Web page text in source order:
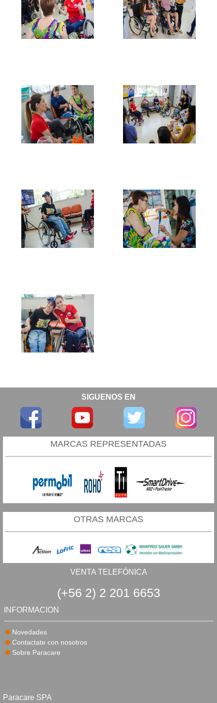
SIGUENOS EN
MARCAS REPRESENTADAS
OTRAS MARCAS
VENTA TELEFÓNICA
(+56 2) 2 201 6653
INFORMACION
Novedades
Contactate con nosotros
Sobre Paracare
Paracare SPA